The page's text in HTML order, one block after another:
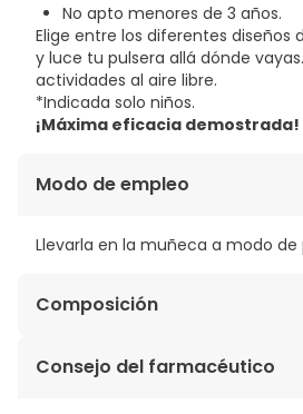
No apto menores de 3 años.
Elige entre los diferentes diseños
y luce tu pulsera allá dónde
actividades al aire libre.
*Indicada solo niños.
¡Máxima eficacia demostrada!
Modo de empleo
Llevarla en la muñeca a modo de
Composición
CITRONELA + ÓLEO DE NIM
Consejo del farmacéutico